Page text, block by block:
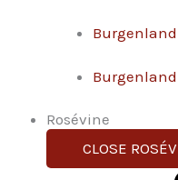
Burgenland
Burgenland
Rosévine
CLOSE